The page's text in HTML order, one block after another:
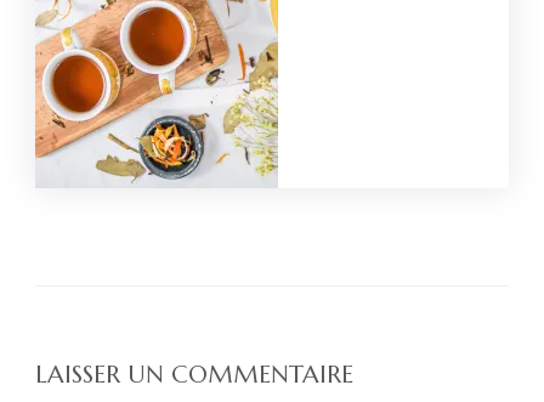
LAISSER UN COMMENTAIRE